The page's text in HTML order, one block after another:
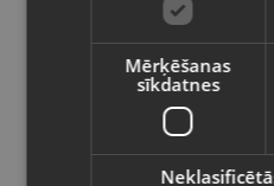
Xiaomi Redmi Note 12
Latviešu / Latvian
Mērķēšanas
sīkdatnes